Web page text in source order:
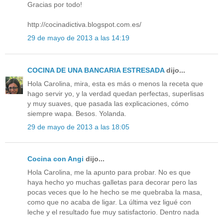
Gracias por todo!
http://cocinadictiva.blogspot.com.es/
29 de mayo de 2013 a las 14:19
COCINA DE UNA BANCARIA ESTRESADAdijo...
Hola Carolina, mira, esta es más o menos la receta que
hago servir yo, y la verdad quedan perfectas, superlisas
y muy suaves, que pasada las explicaciones, cómo
siempre wapa. Besos. Yolanda.
29 de mayo de 2013 a las 18:05
Cocina con Angi dijo...
Hola Carolina, me la apunto para probar. No es que
haya hecho yo muchas galletas para decorar pero las
pocas veces que lo he hecho se me quebraba la masa,
como que no acaba de ligar. La última vez ligué con
leche y el resultado fue muy satisfactorio. Dentro nada